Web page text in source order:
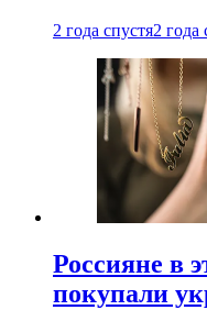
2 года спустя2 года
Россияне в
покупали